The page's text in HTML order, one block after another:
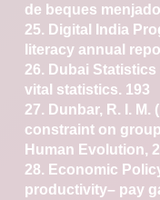
de beques
25. Digital India
literacy annual
26. Dubai Statistics
vital statistics. 193
27. Dunbar, R. I. M.
constraint on
Human Evolution,
28. Economic
productivity– pay